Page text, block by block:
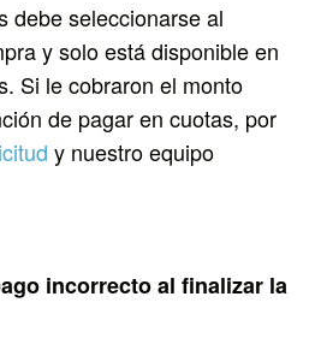
debe seleccionarse al
y solo está disponible en
Si le cobraron el monto
de pagar en cuotas, por
y nuestro equipo
incorrecto al finalizar la